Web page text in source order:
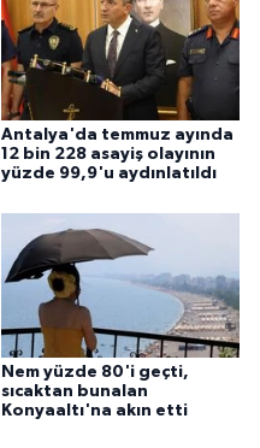
Antalya'da temmuz ayında
12 bin 228 asayiş olayının
yüzde 99,9'u aydınlatıldı
Nem yüzde 80'i geçti,
sıcaktan bunalan
Konyaaltı'na akın etti